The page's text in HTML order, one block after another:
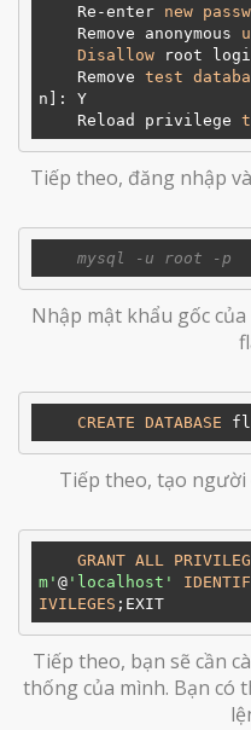
    Re-enter
new
    Remove anonymous
Disallow root
    Remove
test
n]: Y
    Reload privilege
Tiếp theo, đăng nhập
Nhập mật khẩu gốc
CREATE DATABASE
Tiếp theo, tạo người
GRANT ALL
m' @ 'localhost'
IVILEGES
Tiếp theo, bạn sẽ cần
thống của mình. Bạn có